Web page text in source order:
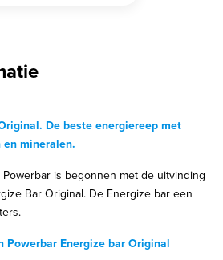
De beste energiereep met
mineralen.
is begonnen met de uitvinding
Bar Original. De Energize bar een
Powerbar Energize bar Original